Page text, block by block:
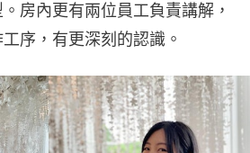
房內更有兩位員工負責講解，
序，有更深刻的認識。